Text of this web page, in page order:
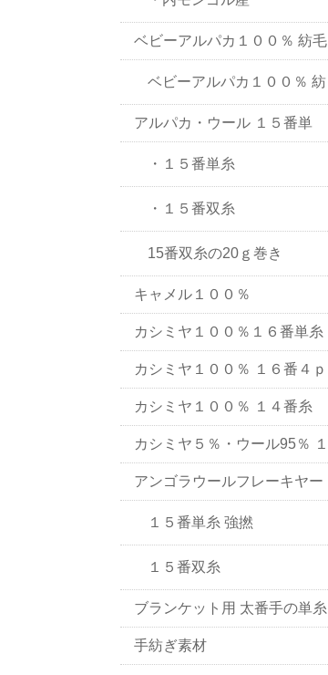
ベビーアルパカ１００％ 紡毛
ベビーアルパカ１００％ 紡
毛糸-２０ｇ巻き
アルパカ・ウール １５番単
糸、双糸
・１５番単糸
・１５番双糸
15番双糸の20ｇ巻き
キャメル１００％
カシミヤ１００％１６番単糸
（手織り用） ６色
カシミヤ１００％ １６番４ｐ
ｌｙ手編み用（中細タイプ）
カシミヤ１００％ １４番糸
（在庫限りで販売終了）
カシミヤ５％・ウール95％ １
６番単糸
アンゴラウールフレーキヤー
ン １５番糸
１５番単糸 強撚
１５番双糸
ブランケット用 太番手の単糸
手紡ぎ素材